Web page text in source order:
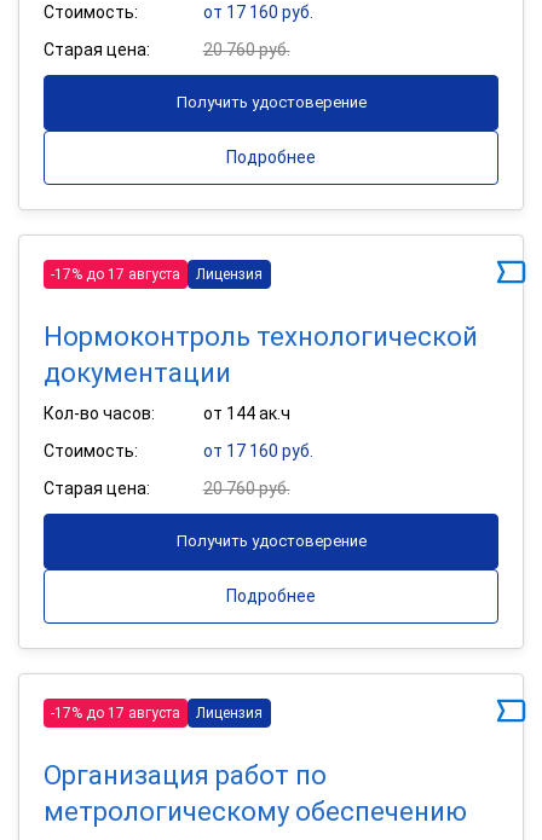
Стоимость:
от 17 160 руб.
Старая цена:
20 760 руб.
Получить удостоверение
Подробнее
-17% до 17 августа Лицензия
Нормоконтроль технологической
документации
Кол-во часов:
от 144 ак.ч
Стоимость:
от 17 160 руб.
Старая цена:
20 760 руб.
Получить удостоверение
Подробнее
-17% до 17 августа Лицензия
Организация работ по
метрологическому обеспечению